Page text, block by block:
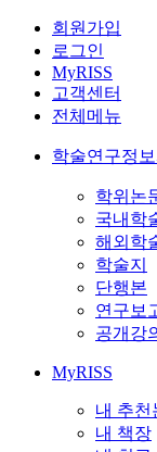
회원가입
로그인
MyRISS
고객센터
전체메뉴
학술연구정
학위논
국내학
해외학
학술지
단행본
연구보
공개강
MyRISS
내 추천
내 책장